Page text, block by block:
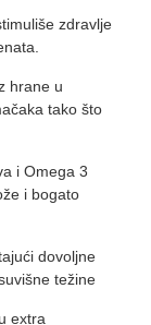
zdravlje
hrane u
tako što
i Omega 3
i bogato
dovoljne
težine
extra